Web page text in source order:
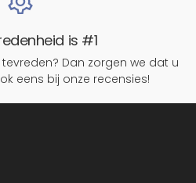
is #1
Dan zorgen we dat u
eens bij onze recensies!